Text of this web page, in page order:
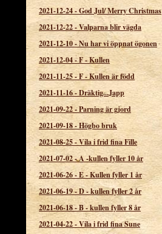
2021-12-24-God Jul/ Merry Christmas
2021-12-22-Valparna blir vägda
2021-12-10-Nu har vi öppnat ögonen
2021-12-04-F - Kullen
2021-11-25-F - Kullen är född
2021-11-16-Dräktig...Japp
2021-09-22-Parning är gjord
2021-09-18-Högbo bruk
2021-08-25-Vila i frid fina Fille
2021-07-02-A -kullen fyller 10 år
2021-06-26-E - Kullen fyller 1 år
2021-06-19-D - kullen fyller 2 år
2021-06-18-B - kullen fyller 8 år
2021-04-22-Vila i frid fina Sune